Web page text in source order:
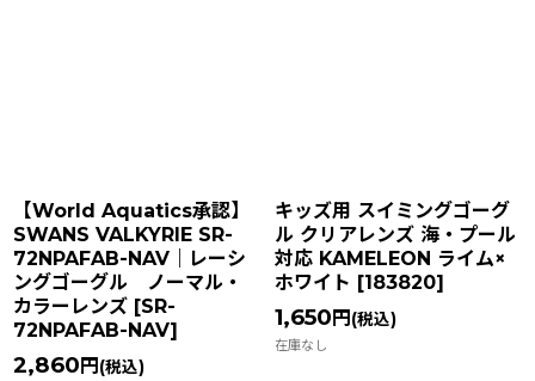
【World Aquatics承認】
SWANS VALKYRIE SR-
72NPAFAB-NAV｜レーシ
ングゴーグル ノーマル・
カラーレンズ [SR-
72NPAFAB-NAV]
2,860 円 (税込)
キッズ用 スイミングゴーグ
ル クリアレンズ 海・プール
対応 KAMELEON ライム×
ホワイト [183820]
1,650 円 (税込)
在庫なし